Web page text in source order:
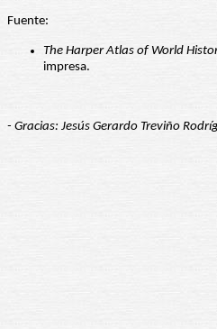
Fuente:
The Harper Atlas of World
impresa.
- Gracias: Jesús Gerardo Treviño